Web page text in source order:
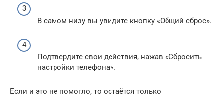
В самом низу вы увидите кнопку «Общий сброс».
Подтвердите свои действия, нажав «Сбросить
настройки телефона».
Если и это не помогло, то остаётся только